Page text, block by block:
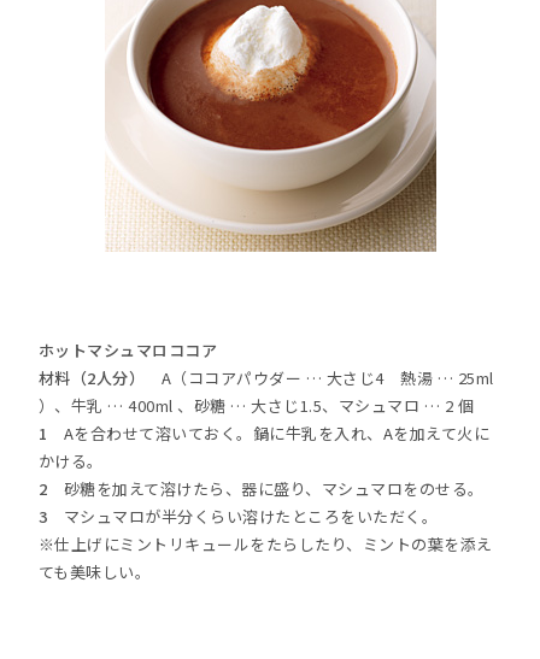
ホットマシュマロココア
材料（2人分）
A（ココアパウダー … 大さじ4 熱湯 … 25ml
）、牛乳 … 400ml 、砂糖 … 大さじ1.5、マシュマロ … 2 個
1 Aを合わせて溶いておく。鍋に牛乳を入れ、Aを加えて火に
かける。
2 砂糖を加えて溶けたら、器に盛り、マシュマロをのせる。
3 マシュマロが半分くらい溶けたところをいただく。
※仕上げにミントリキュールをたらしたり、ミントの葉を添え
ても美味しい。